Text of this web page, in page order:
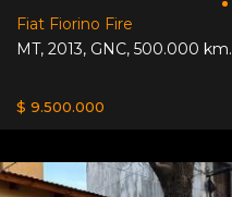
Fiat Fiorino Fire
MT, 2013, GNC, 500.000 km.
$ 9.500.000